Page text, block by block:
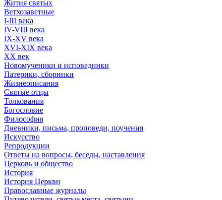
Жития святых
Ветхозаветные
I-III века
IV-VIII века
IX-XV века
XVI-XIX века
XX век
Новомученики и исповедники
Патерики, сборники
Жизнеописания
Святые отцы
Толкования
Богословие
Философия
Дневники, письма, проповеди, поучения
Искусство
Репродукции
Ответы на вопросы, беседы, наставления
Церковь и общество
История
История Церкви
Православные журналы